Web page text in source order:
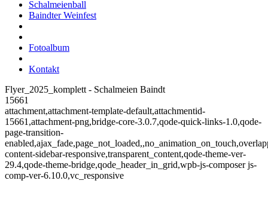
Schalmeienball
Baindter Weinfest
Fotoalbum
Kontakt
Flyer_2025_komplett - Schalmeien Baindt
15661
attachment,attachment-template-default,attachmentid-
15661,attachment-png,bridge-core-3.0.7,qode-quick-links-1.0,qode-
page-transition-
content-sidebar-responsive,transparent_content,qode-theme-ver-
29.4,qode-theme-bridge,qode_header_in_grid,wpb-js-composer js-
comp-ver-6.10.0,vc_responsive